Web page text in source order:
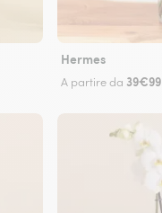
Hermes
A partire da 39€99